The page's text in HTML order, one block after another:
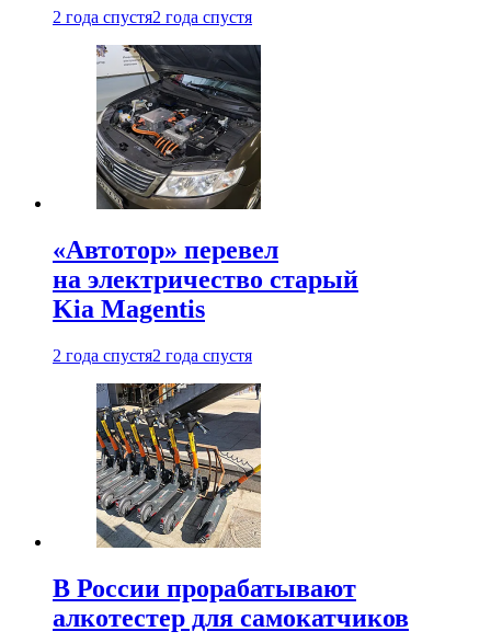
2 года спустя2 года спустя
«Автотор» перевел
на электричество старый
Kia Magentis
2 года спустя2 года спустя
В России прорабатывают
алкотестер для самокатчиков